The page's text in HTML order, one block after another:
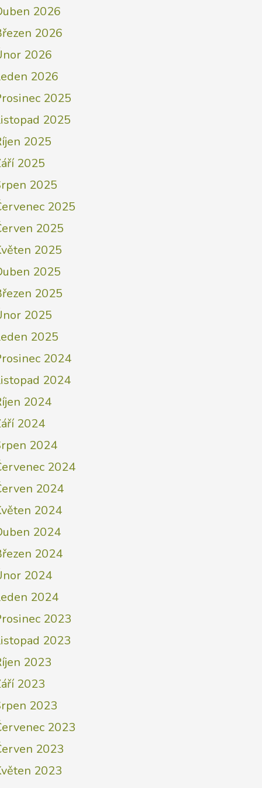
2026
2026
2026
2026
2025
2025
2025
2025
2025
2025
2025
2025
2025
2025
2025
2025
2024
2024
2024
2024
2024
2024
2024
2024
2024
2024
2024
2024
2023
2023
2023
2023
2023
2023
2023
2023